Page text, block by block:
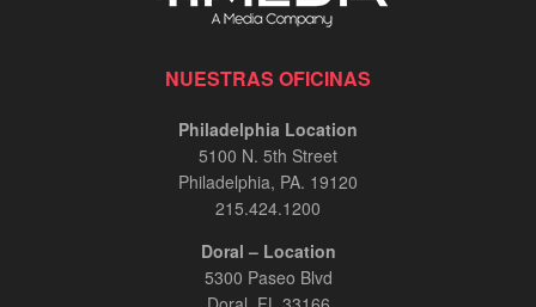
NUESTRAS OFICINAS
Philadelphia Location
5100 N. 5th Street
Philadelphia, PA. 19120
215.424.1200
Doral – Location
5300 Paseo Blvd